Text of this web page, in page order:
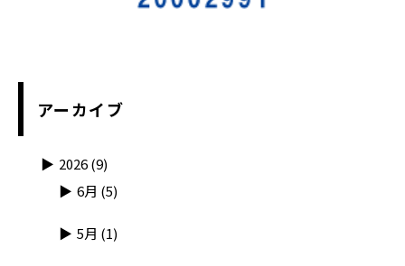
アーカイブ
2026(9)
6月 (5)
5月 (1)